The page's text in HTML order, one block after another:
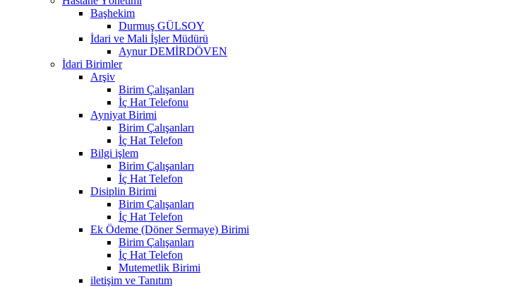
Başhekim
Durmuş GÜLSOY
İdari ve Mali İşler Müdürü
Aynur DEMİRDÖVEN
İdari Birimler
Arşiv
Birim Çalışanları
İç Hat Telefonu
Ayniyat Birimi
Birim Çalışanları
İç Hat Telefon
Bilgi işlem
Birim Çalışanları
İç Hat Telefon
Disiplin Birimi
Birim Çalışanları
İç Hat Telefon
Ek Ödeme (Döner Sermaye) Birimi
Birim Çalışanları
İç Hat Telefon
Mutemetlik Birimi
iletişim ve Tanıtım